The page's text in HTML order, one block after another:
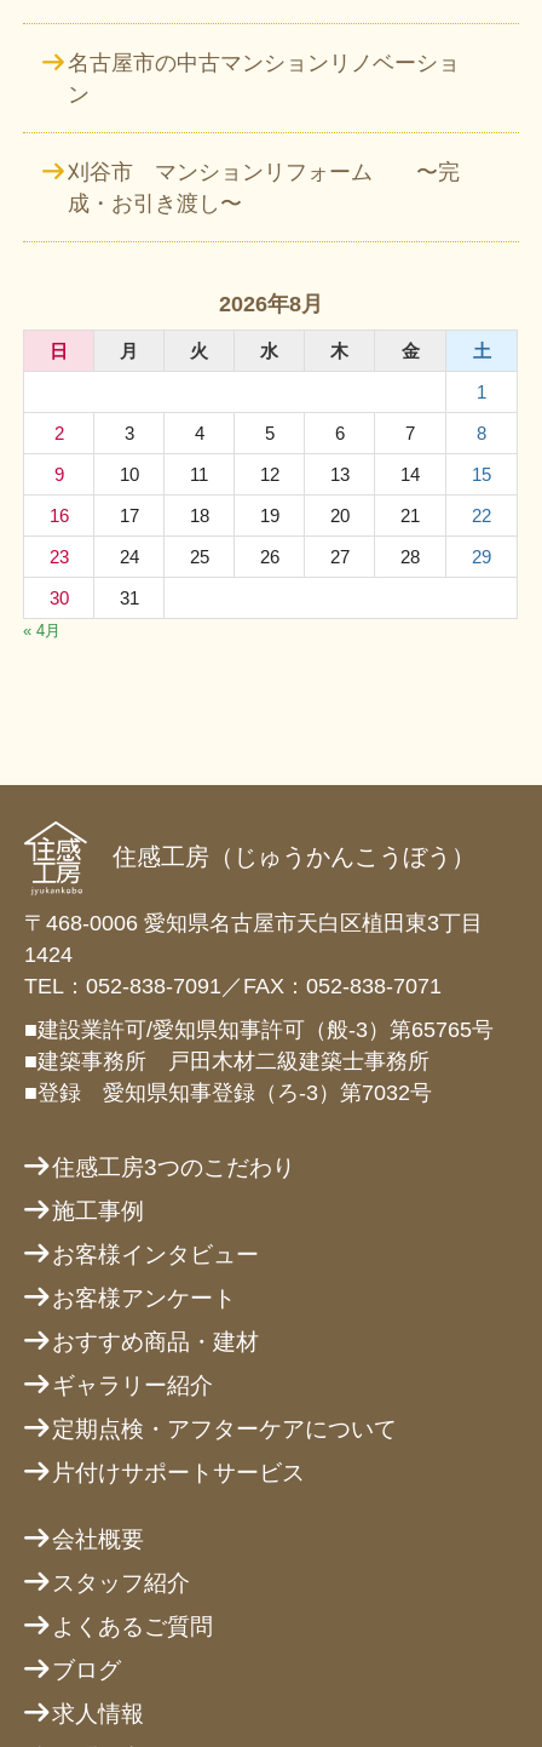
名古屋市の中古マンションリノベーショ
ン
刈谷市 マンションリフォーム 〜完
成・お引き渡し〜
2026年8月
日 月 火 水 木 金
土
1
2
3 4 5 6 7
8
9
10 11 12 13 14
15
16
17 18 19 20 21
22
23
24 25 26 27 28
29
30
31
« 4月
住感工房（じゅうかんこうぼう）
〒468-0006 愛知県名古屋市天白区植田東3丁目
1424
TEL：052-838-7091／FAX：052-838-7071
■建設業許可/愛知県知事許可（般-3）第65765号
■建築事務所 戸田木材二級建築士事務所
■登録 愛知県知事登録（ろ-3）第7032号
住感工房3つのこだわり
施工事例
お客様インタビュー
お客様アンケート
おすすめ商品・建材
ギャラリー紹介
定期点検・アフターケアについて
片付けサポートサービス
会社概要
スタッフ紹介
よくあるご質問
ブログ
求人情報